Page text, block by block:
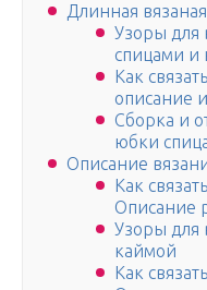
Длинная
Узоры для
спицами и
Как
описание
Сборка и
юбки
Описание
Как
Описание
Узоры для
каймой
Как